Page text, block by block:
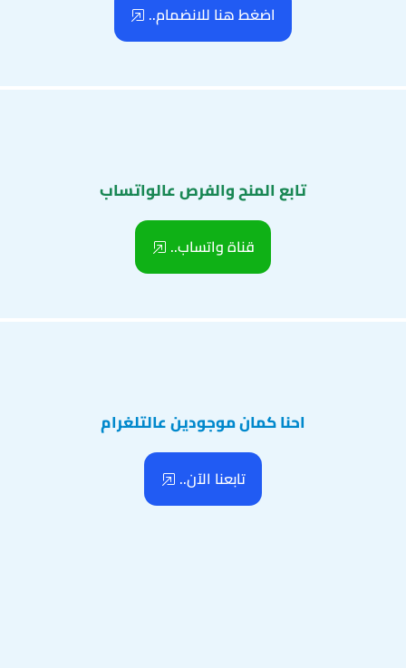
اضغط هنا للانضمام..
تابع المنح والفرص عالواتساب
قناة واتساب..
احنا كمان موجودين عالتلغرام
تابعنا الآن..